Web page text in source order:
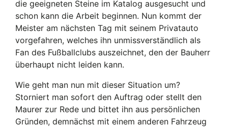
die geeigneten Steine im Katalog ausgesucht und
schon kann die Arbeit beginnen. Nun kommt der
Meister am nächsten Tag mit seinem Privatauto
vorgefahren, welches ihn unmissverständlich als
Fan des Fußballclubs auszeichnet, den der Bauherr
überhaupt nicht leiden kann.
Wie geht man nun mit dieser Situation um?
Storniert man sofort den Auftrag oder stellt den
Maurer zur Rede und bittet ihn aus persönlichen
Gründen, demnächst mit einem anderen Fahrzeug